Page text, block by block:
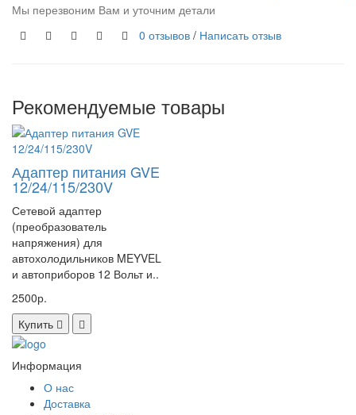
Мы перезвоним Вам и уточним детали
0 отзывов / Написать отзыв
Рекомендуемые товары
Адаптер питания GVE
12/24/115/230V
Сетевой адаптер
(преобразователь
напряжения) для
автохолодильников MEYVEL
и автоприборов 12 Вольт и..
2500р.
Купить
Информация
О нас
Доставка